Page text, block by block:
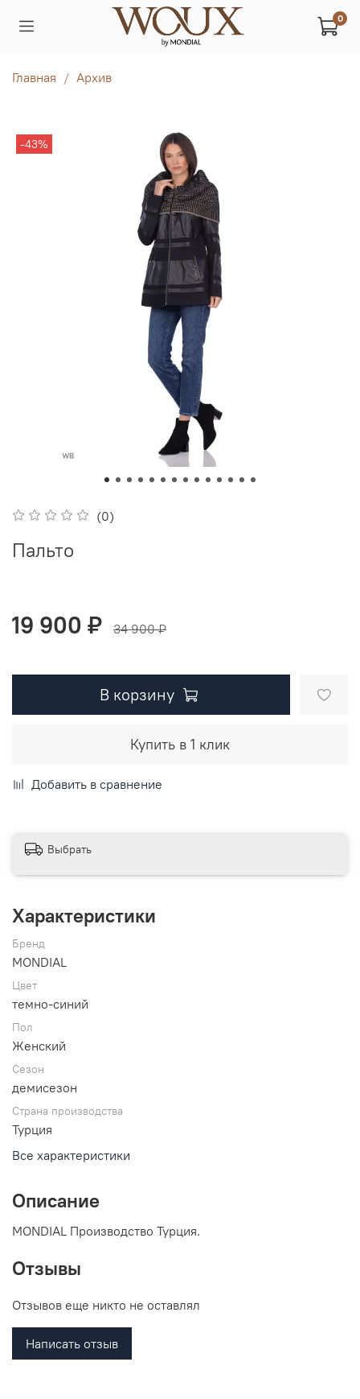
0
Главная Архив
-43%
(0)
Пальто
19 900 ₽ 34 900 ₽
В корзину
Купить в 1 клик
Добавить в сравнение
Выбрать
Характеристики
Бренд
MONDIAL
Цвет
темно-синий
Пол
Женский
Сезон
демисезон
Страна производства
Турция
Все характеристики
Описание
MONDIAL Производство Турция.
Отзывы
Отзывов еще никто не оставлял
Написать отзыв